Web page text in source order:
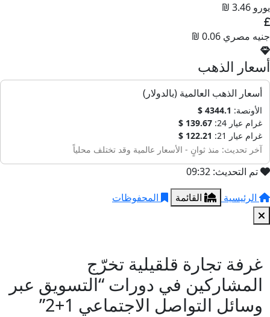
يورو 3.46 ₪
جنيه مصري 0.06 ₪
أسعار الذهب
أسعار الذهب العالمية (بالدولار)
الأونصة: 4344.1 $
غرام عيار 24:
139.67 $
غرام عيار 21:
122.21 $
آخر تحديث: منذ ثوانٍ - الأسعار عالمية وقد تختلف محلياً
تم التحديث: 09:32
الرئيسية
القائمة المحفوظات
غرفة تجارة قلقيلية تخرّج
المشاركين في دورات “التسويق عبر
وسائل التواصل الاجتماعي 1+2”